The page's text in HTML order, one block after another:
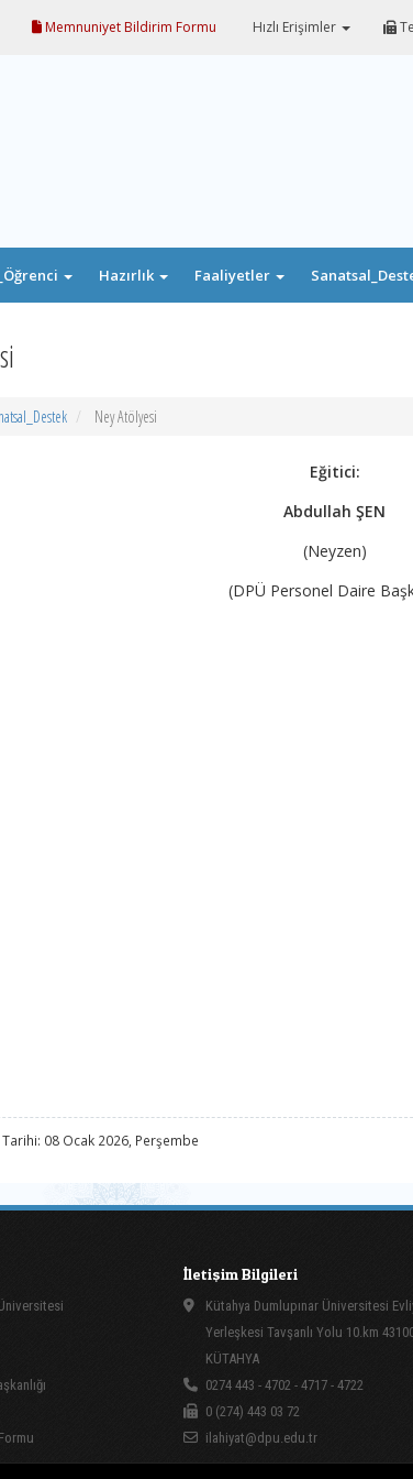
Memnuniyet Bildirim Formu Hızlı Erişimler
Hazırlık Faaliyetler
Ney Atölyesi
Eğitici:
Abdullah ŞEN
(Neyzen)
(DPÜ Personel Daire
08 Ocak 2026, Perşembe
İletişim Bilgileri
Kütahya Dumlupınar Üniversitesi
Yerleşkesi Tavşanlı Yolu 10.km
KÜTAHYA
0274 443 - 4702 - 4717 - 4722
0 (274) 443 03 72
ilahiyat@dpu.edu.tr